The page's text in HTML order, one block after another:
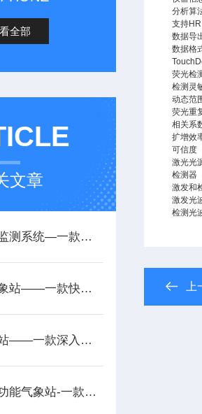
全部
文章
实时在线水位监测系统—一款辅助防洪决策的全自动水位监测系统2025全+派+送
气象便携式气象站——一款快速投入的微型气象环境监测站2026+派+送
渠道水位监测站——一款深入挖掘的水位雨水监测站2026+派+送
高标准农田多功能气象站-一款提前防御的农田小型气象监测站2025+派+送
分析算
支持
数据导
数据格
荧光检
检测灵
动态范
荧光重
相关系
扩增效
可信度
激光光
检测器
激发和
激发光
检测光